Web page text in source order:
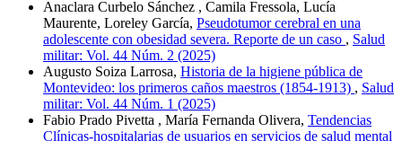
Anaclara Curbelo Sánchez , Camila Fressola, Lucía
Maurente, Loreley García, Pseudotumor cerebral en una
adolescente con obesidad severa. Reporte de un caso , Salud
militar: Vol. 44 Núm. 2 (2025)
Augusto Soiza Larrosa, Historia de la higiene pública de
Montevideo: los primeros caños maestros (1854-1913) , Salud
militar: Vol. 44 Núm. 1 (2025)
Fabio Prado Pivetta , María Fernanda Olivera, Tendencias
Clínicas-hospitalarias de usuarios en servicios de salud mental